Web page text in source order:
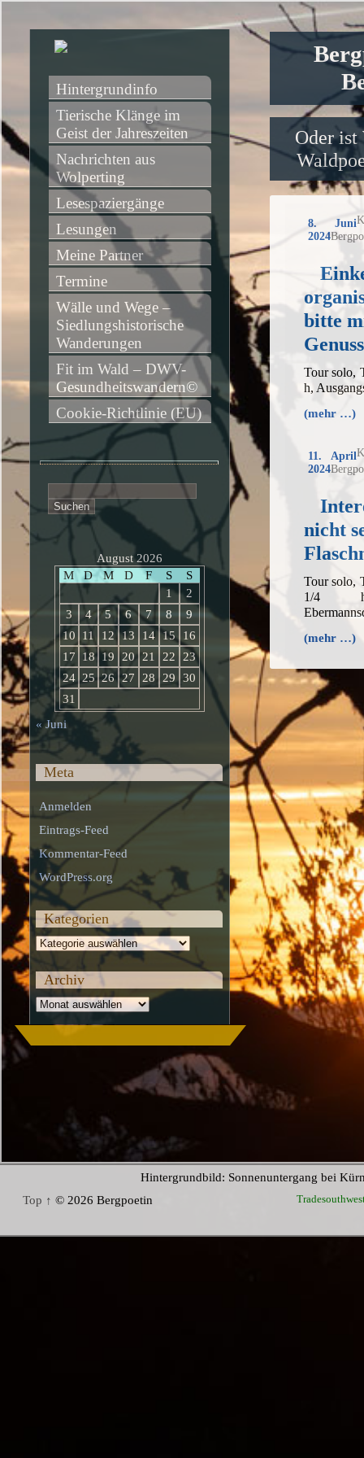
Oder ist
8. Juni
2024
bitte
Tour solo,
h,
(mehr …)
11. April
2024
nicht
Tour solo,
1/4 h,
(mehr …)
Hintergrundinfo
Tierische Klänge im
Geist der Jahreszeiten
Nachrichten aus
Wolperting
Lesespaziergänge
Lesungen
Meine Partner
Termine
Wälle und Wege –
Siedlungshistorische
Wanderungen
Fit im Wald – DWV-
Gesundheitswandern©
Cookie-Richtlinie (EU)
nach:
August 2026
M
D M D F S
S
1
2
3
4 5 6 7 8
9
10
11 12 13 14 15
16
17
18 19 20 21 22
23
24 25 26 27 28 29
30
31
« Juni
Meta
Anmelden
Eintrags-Feed
Kommentar-Feed
WordPress.org
Kategorien
Kategorien
Archiv
Archiv
Hintergrundbild: Sonnenuntergang bei
Top ↑ © 2026 Bergpoetin